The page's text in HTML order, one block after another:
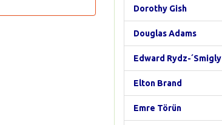
Dorothy Gish
Douglas Adams
Edward Rydz-´Smigly
Elton Brand
Emre Törün